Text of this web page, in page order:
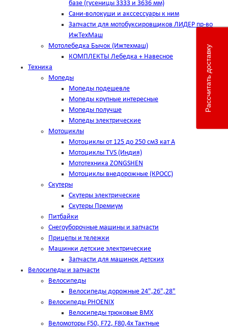
базе (гусеницы 3333 и 3636 мм)
Сани-волокуши и акссессуары к ним
Запчасти для мотобуксировщиков ЛИДЕР пр-во
ИжТехМаш
Мотолебедка Бычок (Ижтехмаш)
КОМПЛЕКТЫ Лебедка + Навесное
Техника
Мопеды
Мопеды подешевле
Мопеды крупные интересные
Мопеды получше
Мопеды электрические
Мотоциклы
Мотоциклы от 125 до 250 см3 кат А
Мотоциклы TVS (Индия)
Мототехника ZONGSHEN
Мотоциклы внедорожные (КРОСС)
Скутеры
Скутеры электрические
Скутеры Премиум
Питбайки
Снегоуборочные машины и запчасти
Прицепы и тележки
Машинки детские электрические
Запчасти для машинок детских
Велосипеды и запчасти
Велосипеды
Велосипеды дорожные 24",26",28"
Велосипеды PHOENIX
Велосипеды трюковые BMX
Веломоторы F50, F72, F80,4х Тактные
Рассчитать доставку